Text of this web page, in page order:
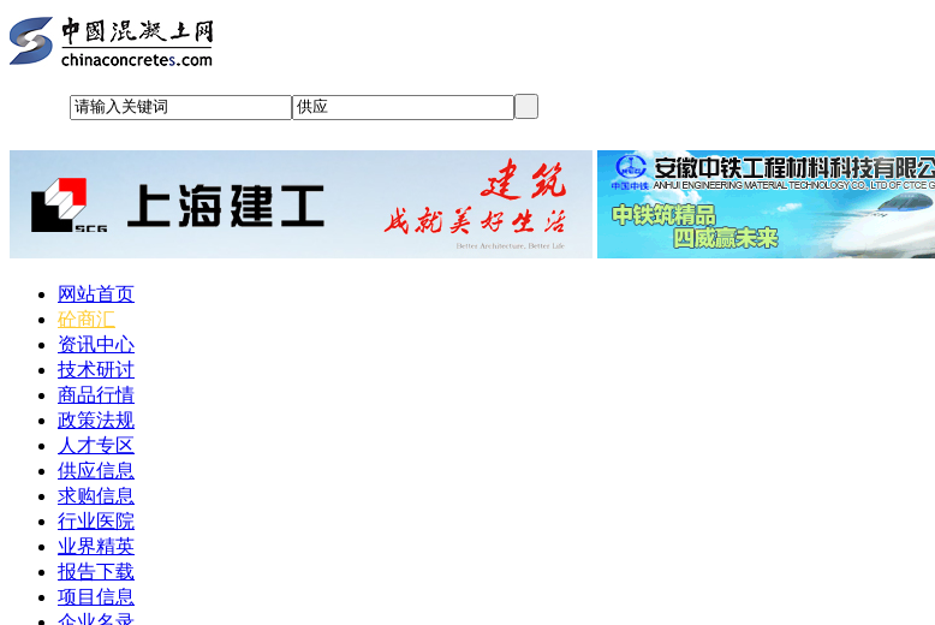
网站首页
砼商汇
资讯中心
技术研讨
商品行情
政策法规
人才专区
供应信息
求购信息
行业医院
业界精英
报告下载
项目信息